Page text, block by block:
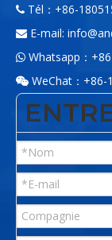
 Tél：+86-
 E-mail:
 Whatsapp：
 WeChat：+86-